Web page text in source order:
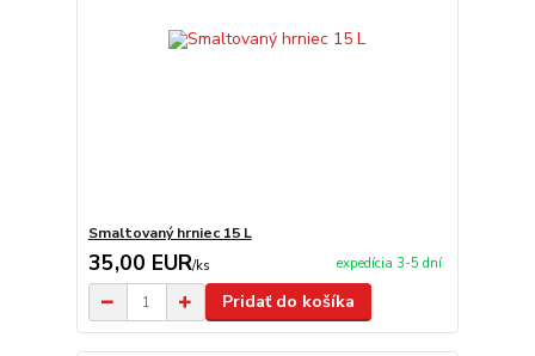
Smaltovaný hrniec 15 L
35,00 EUR/ks expedícia 3-5 dní
Pridať do košíka